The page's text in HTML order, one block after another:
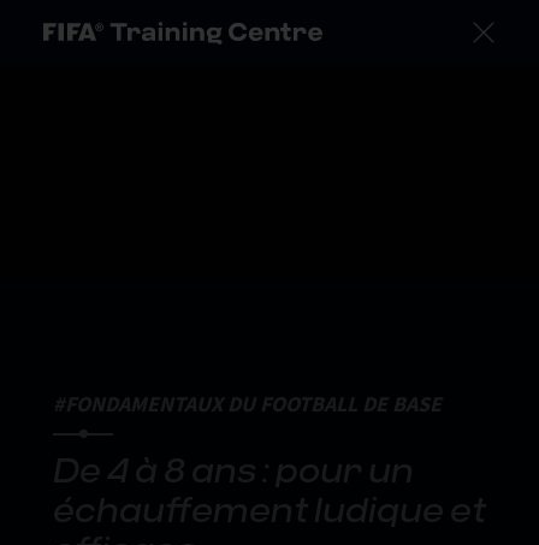
#FONDAMENTAUX DU FOOTBALL DE BASE
De 4 à 8 ans : pour un
échauffement ludique et